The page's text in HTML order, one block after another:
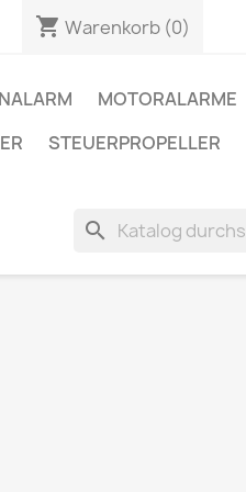
shopping_cart Warenkorb (0)
MOTORALARME
STEUERPROPELLER
search